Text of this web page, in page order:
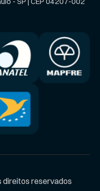
direitos reservados